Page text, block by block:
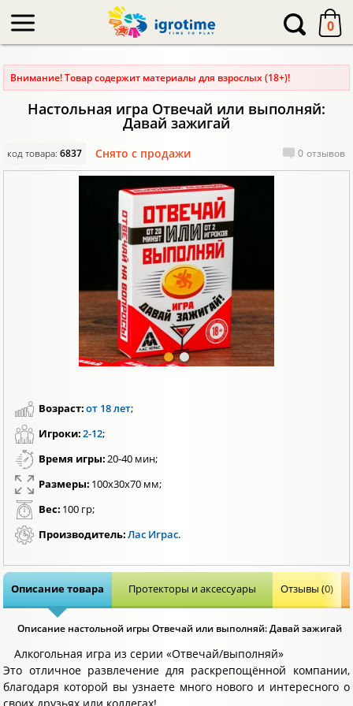
0
Внимание! Товар содержит материалы для взрослых (18+)!
Настольная игра Отвечай или выполняй:
Давай зажигай
код товара:6837 Снято с продажи 0 отзывов
Возраст:от 18 лет;
Игроки:2-12;
Время игры:20-40 мин;
Размеры: 100х30х70 мм;
Вес: 100 гр;
Производитель:Лас Играс.
Описание товара Протекторы и аксессуары Отзывы (0)
Описание настольной игры Отвечай или выполняй: Давай зажигай
Алкогольная игра из серии «Отвечай/выполняй»
Это отличное развлечение для раскрепощённой компании,
благодаря которой вы узнаете много нового и интересного о
своих друзьях или коллегах!